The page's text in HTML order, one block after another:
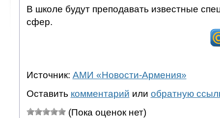
В школе будут преподавать известные
сфер.
Источник: АМИ «Новости-Армения»
Оставить комментарий или обратную
(Пока оценок нет)